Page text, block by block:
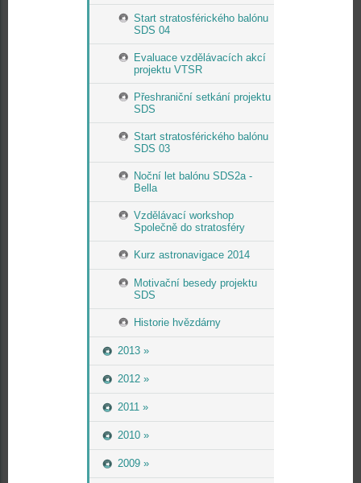
Start stratosférického balónu
SDS 04
Evaluace vzdělávacích akcí
projektu VTSR
Přeshraniční setkání projektu
SDS
Start stratosférického balónu
SDS 03
Noční let balónu SDS2a -
Bella
Vzdělávací workshop
Společně do stratosféry
Kurz astronavigace 2014
Motivační besedy projektu
SDS
Historie hvězdárny
2013 »
2012 »
2011 »
2010 »
2009 »